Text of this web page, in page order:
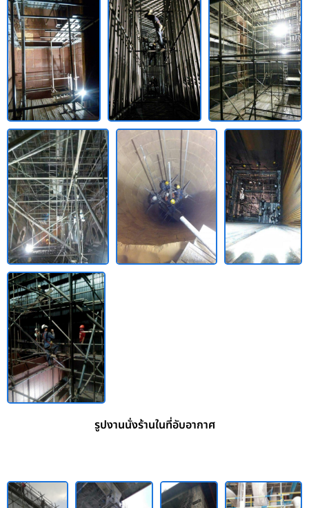
รูปงานนั่งร้านในที่อับอากาศ